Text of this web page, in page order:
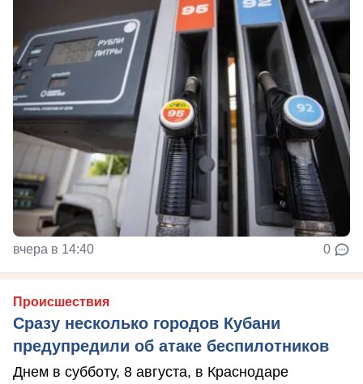
вчера в 14:40 0
Происшествия
Сразу несколько городов Кубани
предупредили об атаке беспилотников
Днем в субботу, 8 августа, в Краснодаре